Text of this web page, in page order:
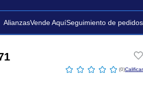
AlianzasVende AquíSeguimiento de pedidos
☆ ☆ ☆ ☆ ☆ (0)